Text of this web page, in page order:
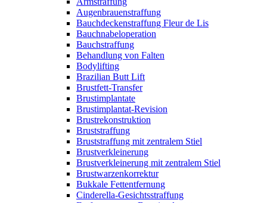
Augenbrauenstraffung
Bauchdeckenstraffung Fleur de Lis
Bauchnabeloperation
Bauchstraffung
Behandlung von Falten
Bodylifting
Brazilian Butt Lift
Brustfett-Transfer
Brustimplantate
Brustimplantat-Revision
Brustrekonstruktion
Bruststraffung
Bruststraffung mit zentralem Stiel
Brustverkleinerung
Brustverkleinerung mit zentralem Stiel
Brustwarzenkorrektur
Bukkale Fettentfernung
Cinderella-Gesichtsstraffung